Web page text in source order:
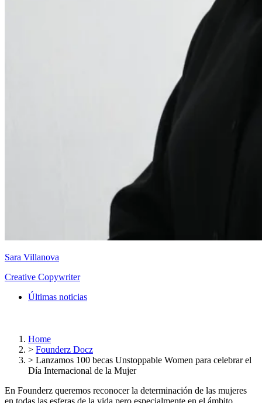
Sara Villanova
Creative Copywriter
Últimas noticias
Home
> Founderz Docz
> Lanzamos 100 becas Unstoppable Women para celebrar el
Día Internacional de la Mujer
En Founderz queremos reconocer la determinación de las mujeres
en todas las esferas de la vida pero especialmente en el ámbito